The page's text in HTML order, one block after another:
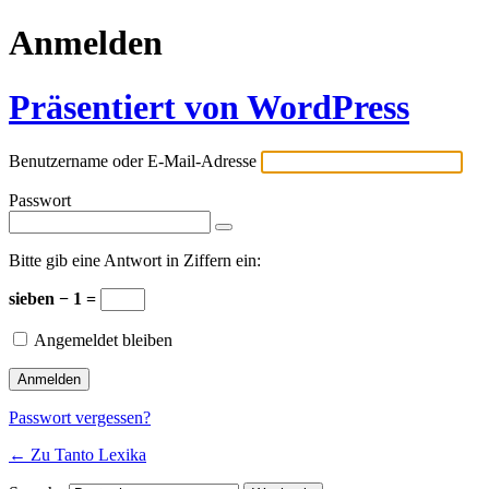
Anmelden
Präsentiert von WordPress
Benutzername oder E-Mail-Adresse
Passwort
Bitte gib eine Antwort in Ziffern ein:
sieben − 1 =
Angemeldet bleiben
Passwort vergessen?
← Zu Tanto Lexika